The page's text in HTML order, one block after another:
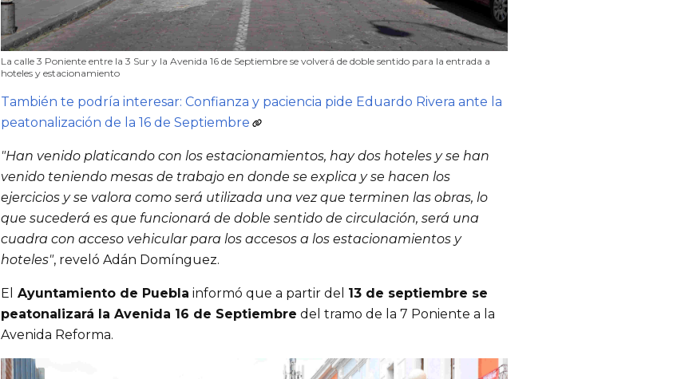
La calle 3 Poniente entre la 3 Sur y la Avenida 16 de Septiembre se volverá de doble sentido para la entrada a
hoteles y estacionamiento
También te podría interesar: Confianza y paciencia pide Eduardo Rivera ante la
peatonalización de la 16 de Septiembre
"Han venido platicando con los estacionamientos, hay dos hoteles y se han
venido teniendo mesas de trabajo en donde se explica y se hacen los
ejercicios y se valora como será utilizada una vez que terminen las obras, lo
que sucederá es que funcionará de doble sentido de circulación, será una
cuadra con acceso vehicular para los accesos a los estacionamientos y
hoteles", reveló Adán Domínguez.
El Ayuntamiento de Puebla informó que a partir del 13 de septiembre se
peatonalizará la Avenida 16 de Septiembre del tramo de la 7 Poniente a la
Avenida Reforma.